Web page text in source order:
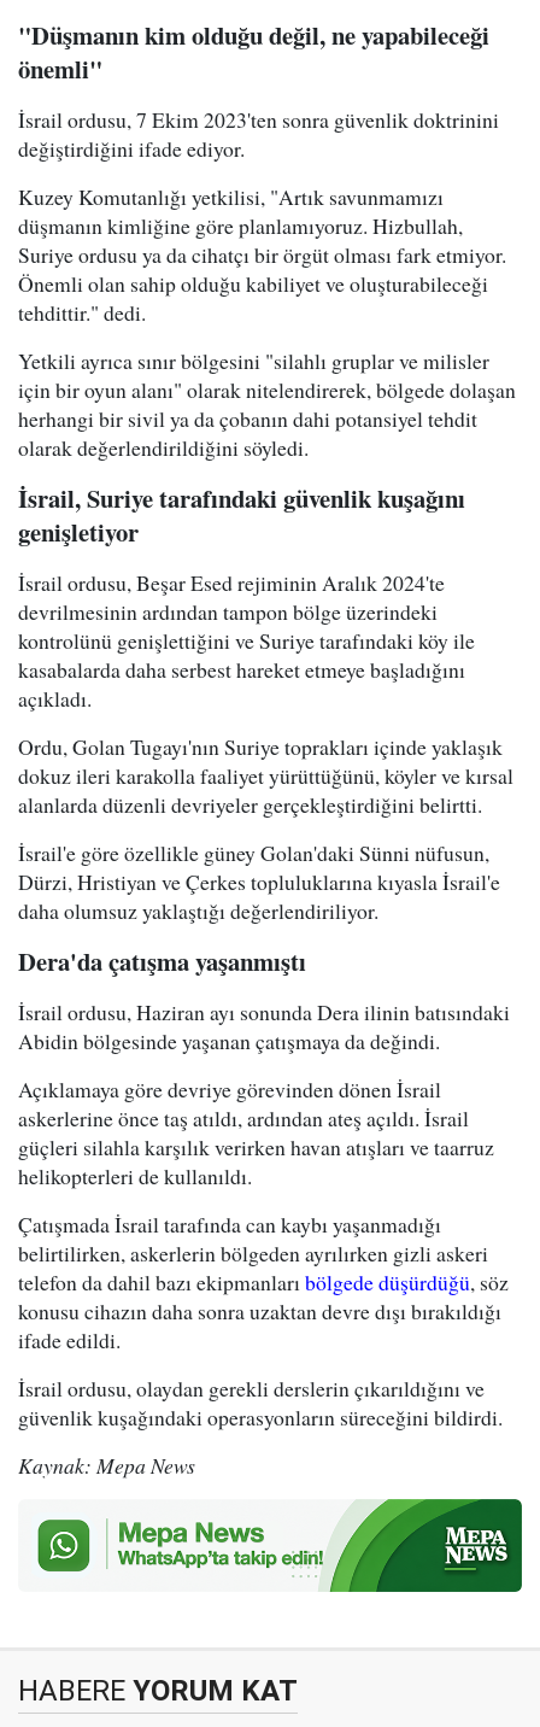
"Düşmanın kim olduğu değil, ne yapabileceği
önemli"
İsrail ordusu, 7 Ekim 2023'ten sonra güvenlik doktrinini
değiştirdiğini ifade ediyor.
Kuzey Komutanlığı yetkilisi, "Artık savunmamızı
düşmanın kimliğine göre planlamıyoruz. Hizbullah,
Suriye ordusu ya da cihatçı bir örgüt olması fark etmiyor.
Önemli olan sahip olduğu kabiliyet ve oluşturabileceği
tehdittir." dedi.
Yetkili ayrıca sınır bölgesini "silahlı gruplar ve milisler
için bir oyun alanı" olarak nitelendirerek, bölgede dolaşan
herhangi bir sivil ya da çobanın dahi potansiyel tehdit
olarak değerlendirildiğini söyledi.
İsrail, Suriye tarafındaki güvenlik kuşağını
genişletiyor
İsrail ordusu, Beşar Esed rejiminin Aralık 2024'te
devrilmesinin ardından tampon bölge üzerindeki
kontrolünü genişlettiğini ve Suriye tarafındaki köy ile
kasabalarda daha serbest hareket etmeye başladığını
açıkladı.
Ordu, Golan Tugayı'nın Suriye toprakları içinde yaklaşık
dokuz ileri karakolla faaliyet yürüttüğünü, köyler ve kırsal
alanlarda düzenli devriyeler gerçekleştirdiğini belirtti.
İsrail'e göre özellikle güney Golan'daki Sünni nüfusun,
Dürzi, Hristiyan ve Çerkes topluluklarına kıyasla İsrail'e
daha olumsuz yaklaştığı değerlendiriliyor.
Dera'da çatışma yaşanmıştı
İsrail ordusu, Haziran ayı sonunda Dera ilinin batısındaki
Abidin bölgesinde yaşanan çatışmaya da değindi.
Açıklamaya göre devriye görevinden dönen İsrail
askerlerine önce taş atıldı, ardından ateş açıldı. İsrail
güçleri silahla karşılık verirken havan atışları ve taarruz
helikopterleri de kullanıldı.
Çatışmada İsrail tarafında can kaybı yaşanmadığı
belirtilirken, askerlerin bölgeden ayrılırken gizli askeri
telefon da dahil bazı ekipmanları bölgede düşürdüğü, söz
konusu cihazın daha sonra uzaktan devre dışı bırakıldığı
ifade edildi.
İsrail ordusu, olaydan gerekli derslerin çıkarıldığını ve
güvenlik kuşağındaki operasyonların süreceğini bildirdi.
Kaynak: Mepa News
HABERE YORUM KAT